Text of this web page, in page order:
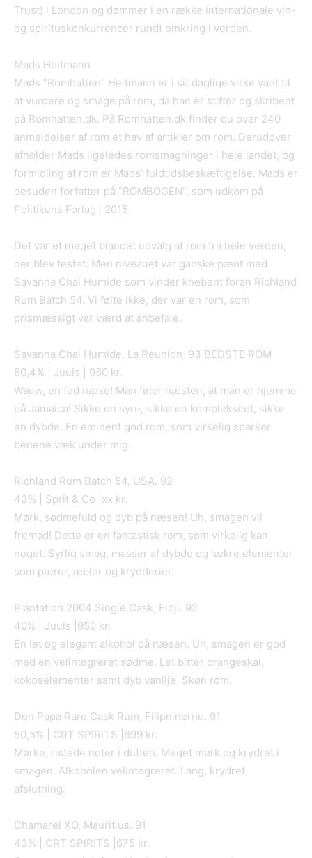
Trust) i London og dømmer i en række internationale vin-
og spirituskonkurrencer rundt omkring i verden.
Mads Heitmann
Mads “Romhatten” Heitmann er i sit daglige virke vant til
at vurdere og smage på rom, da han er stifter og skribent
på Romhatten.dk. På Romhatten.dk finder du over 240
anmeldelser af rom et hav af artikler om rom. Derudover
afholder Mads ligeledes romsmagninger i hele landet, og
formidling af rom er Mads’ fuldtidsbeskæftigelse. Mads er
desuden forfatter på ”ROMBOGEN”, som udkom på
Politikens Forlag i 2015.
Det var et meget blandet udvalg af rom fra hele verden,
der blev testet. Men niveauet var ganske pænt med
Savanna Chai Humide som vinder knebent foran Richland
Rum Batch 54. Vi følte ikke, der var en rom, som
prismæssigt var værd at anbefale.
Savanna Chai Humide, La Reunion. 93 BEDSTE ROM
60,4% | Juuls | 950 kr.
Wauw, en fed næse! Man føler næsten, at man er hjemme
på Jamaica! Sikke en syre, sikke en kompleksitet, sikke
en dybde. En eminent god rom, som virkelig sparker
benene væk under mig.
Richland Rum Batch 54, USA. 92
43% | Sprit & Co |xx kr.
Mørk, sødmefuld og dyb på næsen! Uh, smagen vil
fremad! Dette er en fantastisk rom, som virkelig kan
noget. Syrlig smag, masser af dybde og lækre elementer
som pærer, æbler og krydderier.
Plantation 2004 Single Cask, Fidji. 92
40% | Juuls |950 kr.
En let og elegant alkohol på næsen. Uh, smagen er god
med en velintegreret sødme. Let bitter orangeskal,
kokoselementer samt dyb vanilje. Skøn rom.
Don Papa Rare Cask Rum, Filipninerne. 91
50,5% | CRT SPIRITS |699 kr.
Mørke, ristede noter i duften. Meget mørk og krydret i
smagen. Alkoholen velintegreret. Lang, krydret
afslutning.
Chamarel XO, Mauritius. 91
43% | CRT SPIRITS |675 kr.